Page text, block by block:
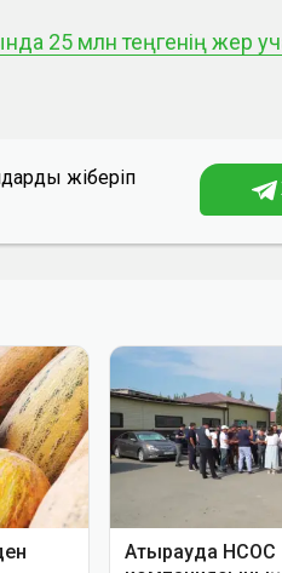
25 млн теңгенің жер
жіберіп